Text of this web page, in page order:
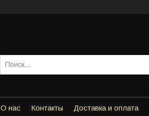
О нас Контакты Доставка и оплата